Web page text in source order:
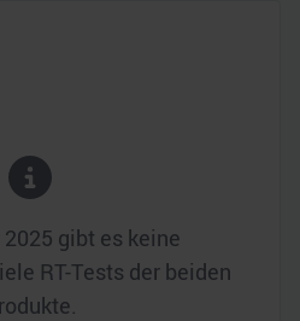
2025 gibt es keine
RT-Tests der beiden